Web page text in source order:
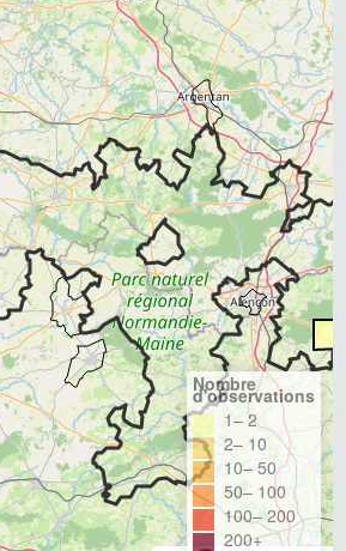
Nombre
d'observations
1– 2
2– 10
10– 50
50– 100
100– 200
200+